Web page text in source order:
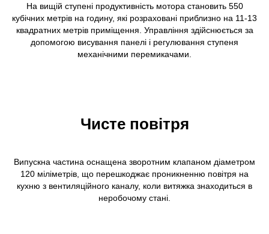
На вищій ступені продуктивність мотора становить 550
кубічних метрів на годину, які розраховані приблизно на 11-13
квадратних метрів приміщення. Управління здійснюється за
допомогою висування панелі і регулювання ступеня
механічними перемикачами.
Чисте повітря
Випускна частина оснащена зворотним клапаном діаметром
120 міліметрів, що перешкоджає проникненню повітря на
кухню з вентиляційного каналу, коли витяжка знаходиться в
неробочому стані.